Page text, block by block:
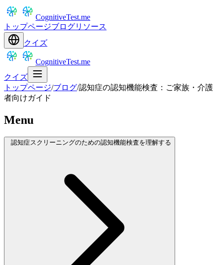
CognitiveTest.me
トップページブログリソース
クイズ
CognitiveTest.me
クイズ
トップページ/ブログ/認知症の認知機能検査：ご家族・介護
者向けガイド
Menu
認知症スクリーニングのための認知機能検査を理解する